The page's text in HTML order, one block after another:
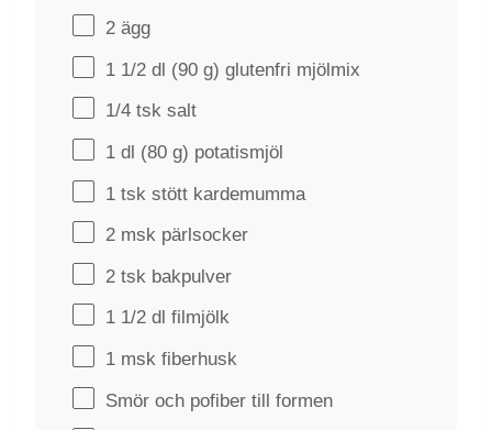
2 ägg
1 1/2 dl (90 g) glutenfri mjölmix
1/4 tsk salt
1 dl (80 g) potatismjöl
1 tsk stött kardemumma
2 msk pärlsocker
2 tsk bakpulver
1 1/2 dl filmjölk
1 msk fiberhusk
Smör och pofiber till formen